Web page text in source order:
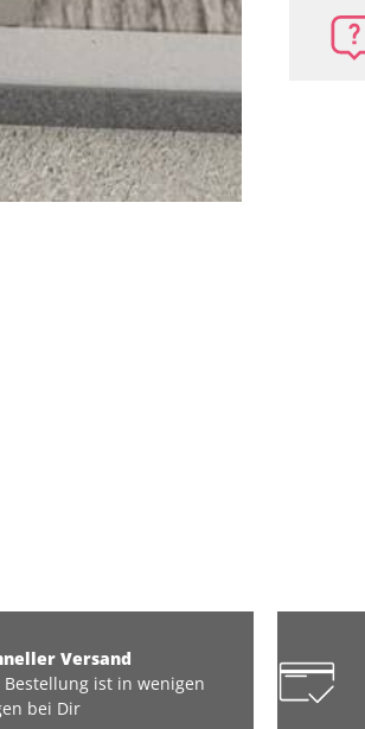
Versand
Bestellung ist in wenigen
bei Dir